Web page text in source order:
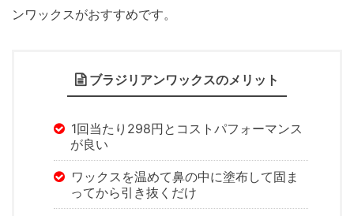
ンワックスがおすすめです。
ブラジリアンワックスのメリット
1回当たり298円とコストパフォーマンス
が良い
ワックスを温めて鼻の中に塗布して固ま
ってから引き抜くだけ